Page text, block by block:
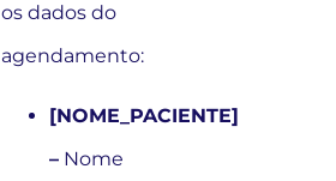
os dados do
agendamento:
[NOME_PACIENTE]
– Nome